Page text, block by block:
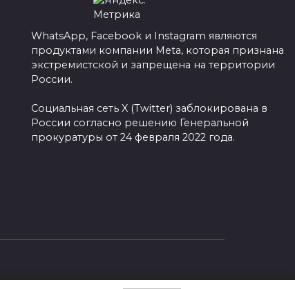
WhatsApp, Facebook и Instagram являются
продуктами компании Meta, которая признана
экстремистской и запрещена на территории
России.
Социальная сеть X (Twitter) заблокирована в
России согласно решению Генеральной
прокуратуры от 24 февраля 2022 года.